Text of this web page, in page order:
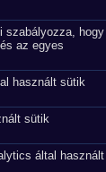
szabályozza, hogy
az egyes
használt sütik
sütik
által használt